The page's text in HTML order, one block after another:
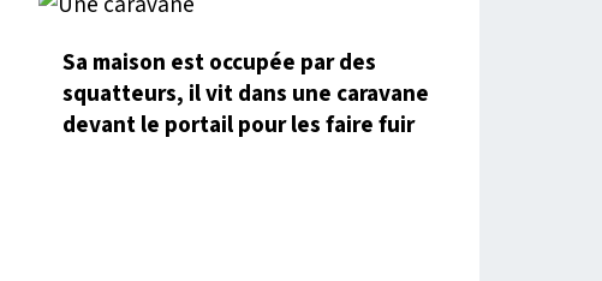
Sa maison est occupée par des
squatteurs, il vit dans une caravane
devant le portail pour les faire fuir